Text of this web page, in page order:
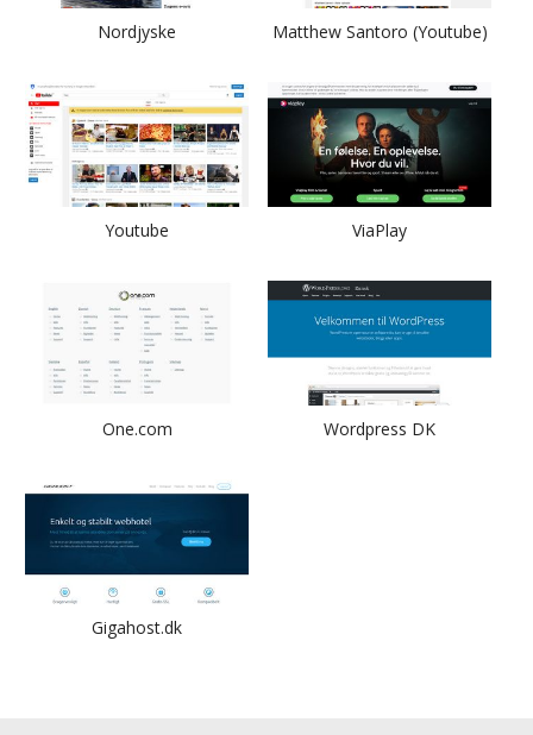
Nordjyske Matthew Santoro (Youtube)
Youtube ViaPlay
One.com Wordpress DK
Gigahost.dk